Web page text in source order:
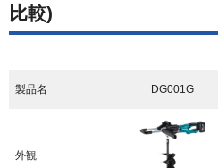
比較)
製品名 DG001G
外観